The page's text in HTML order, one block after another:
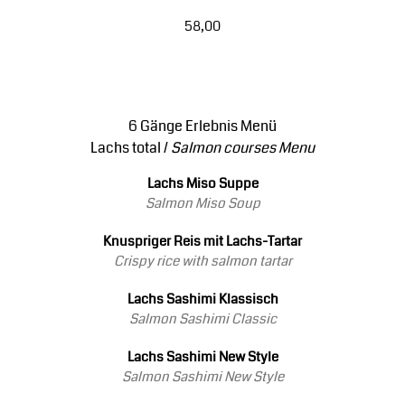
58,00
6 Gänge Erlebnis Menü
Lachs total /Salmon courses Menu
Lachs Miso Suppe
Salmon Miso Soup
Knuspriger Reis mit Lachs-Tartar
Crispy rice with salmon tartar
Lachs Sashimi Klassisch
Salmon Sashimi Classic
Lachs Sashimi New Style
Salmon Sashimi New Style